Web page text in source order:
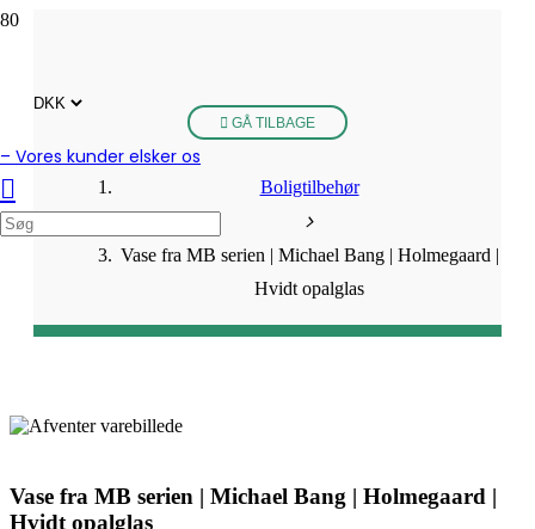
– Vores kunder elsker os
GÅ TILBAGE
Boligtilbehør
Vase fra MB serien | Michael Bang | Holmegaard |
Hvidt opalglas
Vase fra MB serien | Michael Bang | Holmegaard |
Hvidt opalglas